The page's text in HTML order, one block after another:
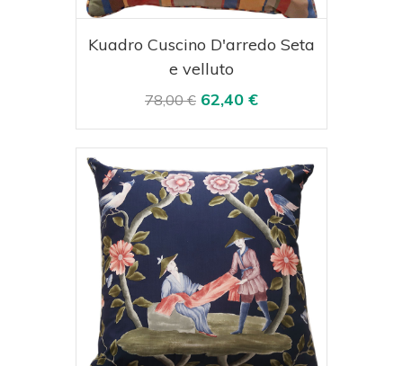
Acquista Visualizza
Kuadro Cuscino D'arredo Seta
e velluto
78,00 € 62,40 €